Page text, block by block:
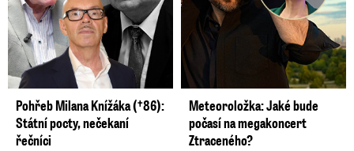
Pohřeb Milana Knížáka (†86):
Státní pocty, nečekaní
řečníci
Meteoroložka: Jaké bude
počasí na megakoncert
Ztraceného?